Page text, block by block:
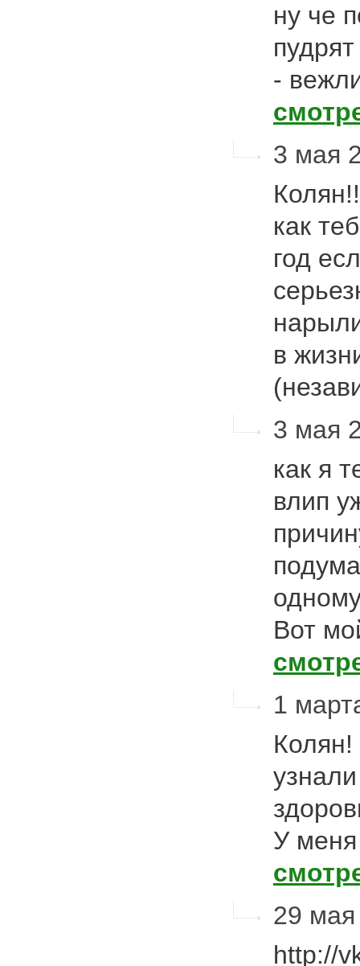
ну че
-
3 мая
как
год
в
3 мая
как я
влип
Вот
1
У
29
http://